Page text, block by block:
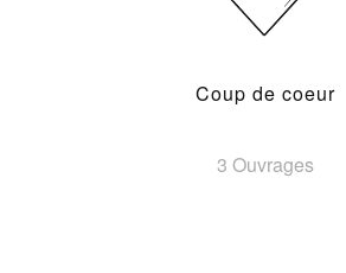
Coup de coeur
3 Ouvrages